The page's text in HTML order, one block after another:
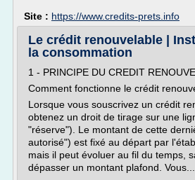
Site : https://www.credits-prets.info
Le crédit renouvelable |
la consommation
1 - PRINCIPE DU CREDIT
Comment fonctionne le crédit
Lorsque vous souscrivez un crédit
obtenez un droit de tirage sur une
"réserve"). Le montant de cette
autorisé") est fixé au départ par
mais il peut évoluer au fil du temps,
dépasser un montant plafond. Vous...